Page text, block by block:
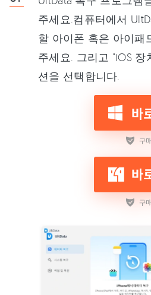
주세요.컴퓨터에서
할 아이폰 혹은 아이패
주세요. 그리고 "iOS
션을 선택합니다.